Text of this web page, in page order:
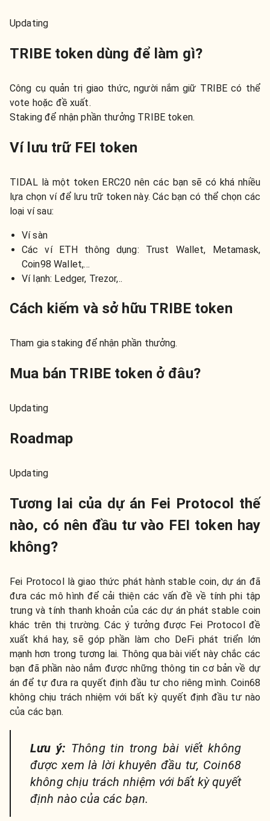
Updating
TRIBE token dùng để làm gì?
Công cụ quản trị giao thức, người nắm giữ TRIBE có thể
vote hoặc đề xuất.
Staking để nhận phần thưởng TRIBE token.
Ví lưu trữ FEI token
TIDAL là một token ERC20 nên các bạn sẽ có khá nhiều
lựa chọn ví để lưu trữ token này. Các bạn có thể chọn các
loại ví sau:
Ví sàn
Các ví ETH thông dụng: Trust Wallet, Metamask,
Coin98 Wallet,…
Ví lạnh: Ledger, Trezor,..
Cách kiếm và sở hữu TRIBE token
Tham gia staking để nhận phần thưởng.
Mua bán TRIBE token ở đâu?
Updating
Roadmap
Updating
Tương lai của dự án Fei Protocol thế
nào, có nên đầu tư vào FEI token hay
không?
Fei Protocol là giao thức phát hành stable coin, dự án đã
đưa các mô hình để cải thiện các vấn đề về tính phi tập
trung và tính thanh khoản của các dự án phát stable coin
khác trên thị trường. Các ý tưởng được Fei Protocol đề
xuất khá hay, sẽ góp phần làm cho DeFi phát triển lớn
mạnh hơn trong tương lai. Thông qua bài viết này chắc các
bạn đã phần nào nắm được những thông tin cơ bản về dự
án để tự đưa ra quyết định đầu tư cho riêng mình. Coin68
không chịu trách nhiệm với bất kỳ quyết định đầu tư nào
của các bạn.
Lưu ý: Thông tin trong bài viết không
được xem là lời khuyên đầu tư, Coin68
không chịu trách nhiệm với bất kỳ quyết
định nào của các bạn.